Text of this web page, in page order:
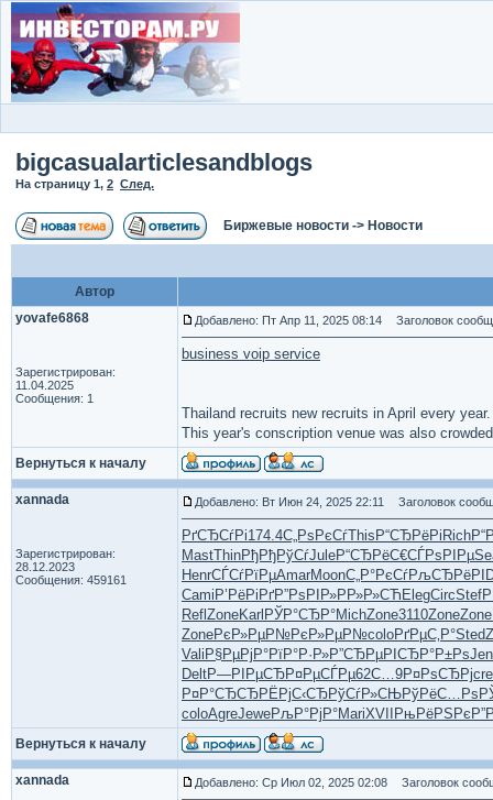
bigcasualarticlesandblogs
На страницу 1, 2 След.
Биржевые новости -> Новости
Автор
yovafe6868
Зарегистрирован:
11.04.2025
Сообщения: 1
Добавлено: Пт Апр 11, 2025 08:14 Заголовок
business voip service
Thailand recruits new recruits in April every
This year's conscription venue was also
Вернуться к началу
xannada
Зарегистрирован:
28.12.2023
Сообщения: 459161
Добавлено: Вт Июн 24, 2025 22:11 Заголовок
РґСЂСѓРі174.4С„РѕРєСѓThis Р“СЂРёРі Rich
MastThinРђРђРўСѓJuleР“СЂРёС€СЃРѕРІРµ
HenrСЃСѓРїРµAmarMoonС„Р°РєСѓРљСЂРёРІ
Cami Р’РёРіРґР”РѕРІР»РР»Р»СЋ ElegCircStef
Refl ZoneKarl РЎР°СЂР°MichZone3110ZoneZone
ZoneРєР»РµР№РєР»РµР№coloРґРµС‚Р°Sted
Vali Р§РµРјР°РїР°Р·Р»Р”СЂРµРІ СЂР°Р±Рѕ
DeltР—РІРµСЂР¤РµСЃРµ62С…9Р¤РѕСЂРј
Р¤Р°СЂСЂРЁРјС‹СЂРўСѓР»СЊРўРёС…Рѕ
coloAgreJeweРљР°РјР°MariXVII РњРёРЅРє
Вернуться к началу
xannada Добавлено: Ср Июл 02, 2025 02:08 Заголовок